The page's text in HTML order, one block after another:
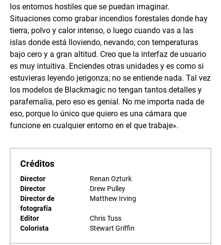
los entornos hostiles que se puedan imaginar.
Situaciones como grabar incendios forestales donde hay
tierra, polvo y calor intenso, o luego cuando vas a las
islas donde está lloviendo, nevando, con temperaturas
bajo cero y a gran altitud. Creo que la interfaz de usuario
es muy intuitiva. Enciendes otras unidades y es como si
estuvieras leyendo jerigonza; no se entiende nada. Tal vez
los modelos de Blackmagic no tengan tantos detalles y
parafernalia, pero eso es genial. No me importa nada de
eso, porque lo único que quiero es una cámara que
funcione en cualquier entorno en el que trabaje».
Créditos
Director
Renan Ozturk
Director
Drew Pulley
Director de
fotografía
Matthew Irving
Editor
Chris Tuss
Colorista
Stewart Griffin